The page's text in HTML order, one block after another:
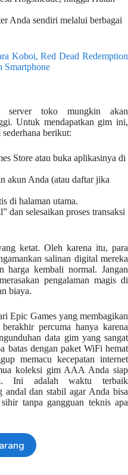
Anda sendiri melalui berbagai
Koboi, Red Dead Redemption
Smartphone
server toko mungkin akan
Untuk mendapatkan gim ini,
berikut:
Store atau buka aplikasinya di
akun Anda (atau daftar jika
di halaman utama.
dan selesaikan proses transaksi
ketat. Oleh karena itu, para
salinan digital mereka
harga kembali normal. Jangan
pengalaman magis di
biaya.
Epic Games yang membagikan
percuma hanya karena
data gim yang sangat
batas dengan paket WiFi hemat
memacu kecepatan internet
koleksi gim AAA Anda siap
Ini adalah waktu terbaik
andal dan stabil agar Anda bisa
tanpa gangguan teknis apa